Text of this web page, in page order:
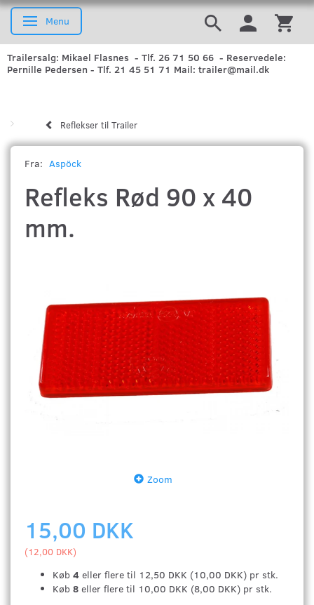
Skifte navigation
Menu
Trailersalg: Mikael Flasnes - Tlf. 26 71 50 66 - Reservedele:
Pernille Pedersen - Tlf. 21 45 51 71 Mail: trailer@mail.dk
Reflekser til Trailer
Fra: Aspöck
Refleks Rød 90 x 40
mm.
Zoom
15,00 DKK
(12,00 DKK)
Køb 4 eller flere til 12,50 DKK (10,00 DKK) pr stk.
Køb 8 eller flere til 10,00 DKK (8,00 DKK) pr stk.